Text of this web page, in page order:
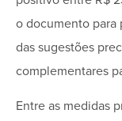
o documento para
das sugestões
complementares
Entre as medidas